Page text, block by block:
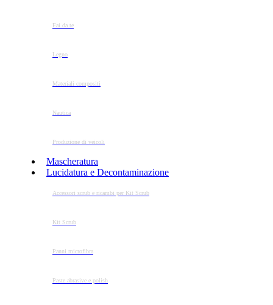
Fai da te
Legno
Materiali compositi
Nautica
Produzione di veicoli
Mascheratura
Lucidatura e Decontaminazione
Accessori scrub e ricambi per Kit Scrub
Kit Scrub
Panni microfibra
Paste abrasive e polish